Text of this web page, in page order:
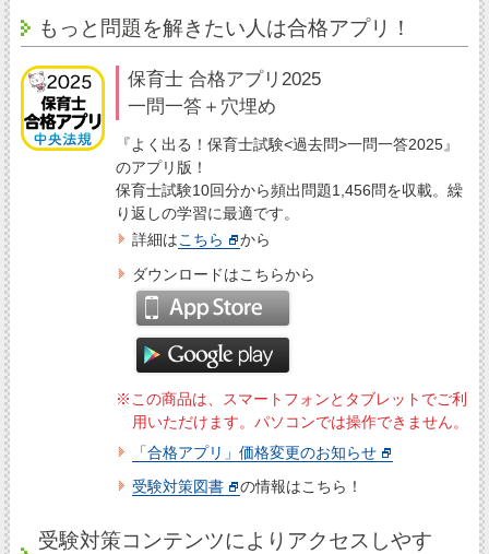
もっと問題を解きたい人は合格アプリ！
保育士 合格アプリ2025
一問一答＋穴埋め
『よく出る！保育士試験<過去問>一問一答2025』
のアプリ版！
保育士試験10回分から頻出問題1,456問を収載。繰
り返しの学習に最適です。
詳細はこちら
から
ダウンロードはこちらから
※この商品は、スマートフォンとタブレットでご利
用いただけます。パソコンでは操作できません。
「合格アプリ」価格変更のお知らせ
受験対策図書
の情報はこちら！
受験対策コンテンツによりアクセスしやす